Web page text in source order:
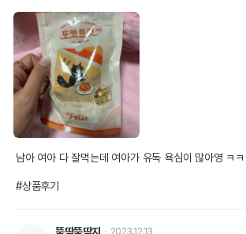
남아 여아 다 잘먹는데 여아가 유독 욕심이 많아영 ㅋㅋ
#상품후기
2023.12.13